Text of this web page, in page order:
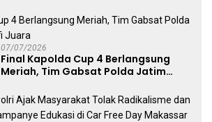
Penggunaan Senjata Api
07/07/2026
Final Kapolda Cup 4 Berlangsung
Meriah, Tim Gabsat Polda Jatim